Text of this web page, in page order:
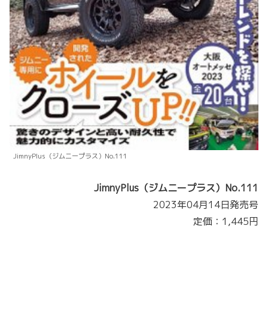
JimnyPlus（ジムニープラス）No.111
JimnyPlus（ジムニープラス）No.111
2023年04月14日発売号
定価：1,445円